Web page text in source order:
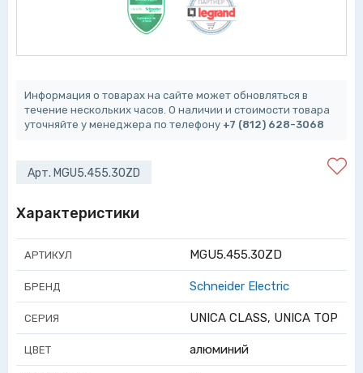
Информация о товарах на сайте может обновляться в
течение нескольких часов. О наличии и стоимости товара
уточняйте у менеджера по телефону +7 (812) 628-3068
Арт. MGU5.455.30ZD
Характеристики
АРТИКУЛ MGU5.455.30ZD
БРЕНД Schneider Electric
СЕРИЯ UNICA CLASS, UNICA TOP
ЦВЕТ алюминий